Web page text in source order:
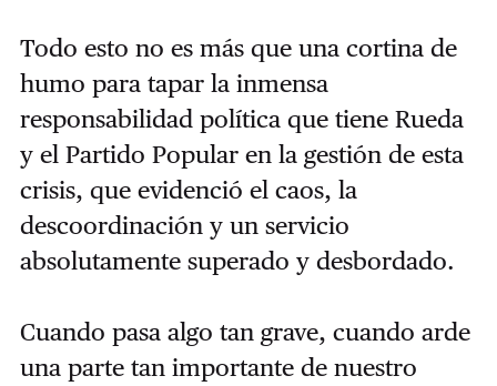
Todo esto no es más que una cortina de
humo para tapar la inmensa
responsabilidad política que tiene Rueda
y el Partido Popular en la gestión de esta
crisis, que evidenció el caos, la
descoordinación y un servicio
absolutamente superado y desbordado.
Cuando pasa algo tan grave, cuando arde
una parte tan importante de nuestro